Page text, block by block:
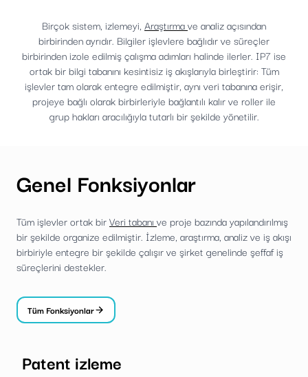
Birçok sistem, izlemeyi, Araştırmave analiz açısından
birbirinden ayrıdır. Bilgiler işlevlere bağlıdır ve süreçler
birbirinden izole edilmiş çalışma adımları halinde ilerler. IP7 ise
ortak bir bilgi tabanını kesintisiz iş akışlarıyla birleştirir: Tüm
işlevler tam olarak entegre edilmiştir, aynı veri tabanına erişir,
projeye bağlı olarak birbirleriyle bağlantılı kalır ve roller ile
grup hakları aracılığıyla tutarlı bir şekilde yönetilir.
Genel Fonksiyonlar
Tüm işlevler ortak birVeri tabanı ve proje bazında yapılandırılmış
bir şekilde organize edilmiştir. İzleme, araştırma, analiz ve iş akışı
birbiriyle entegre bir şekilde çalışır ve şirket genelinde şeffaf iş
süreçlerini destekler.
Tüm Fonksiyonlar
Patent izleme